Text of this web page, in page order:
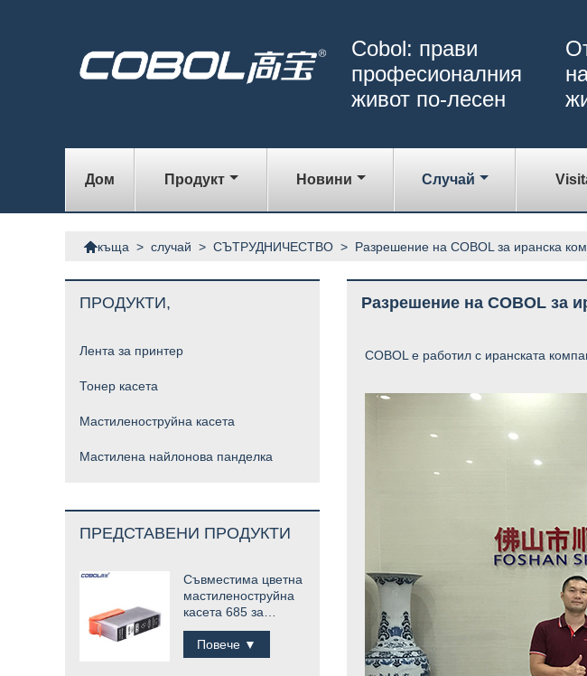
Cobol: прави
професионалния
живот по-лесен
Дом Продукт Новини Случай
къща > случай > СЪТРУДНИЧЕСТВО > Разрешение на COBOL за иранска
Разрешение на COBOL за
COBOL е работил с иранската
ПРОДУКТИ,
Лента за принтер
Тонер касета
Мастиленоструйна касета
Мастилена найлонова панделка
ПРЕДСТАВЕНИ ПРОДУКТИ
Съвместима цветна
мастиленоструйна
касета 685 за
струен принтер HP
Повече ▼